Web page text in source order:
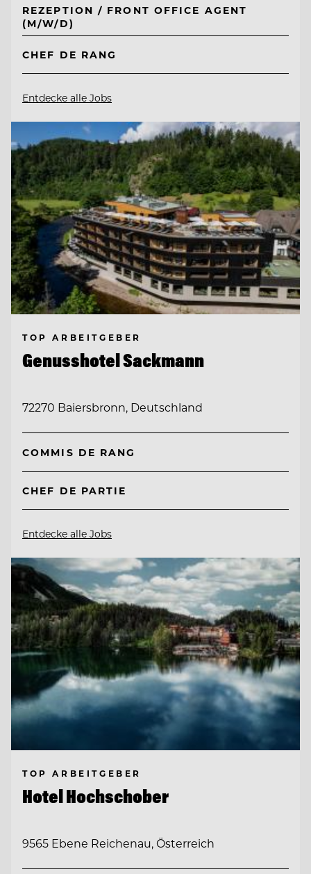
REZEPTION / FRONT OFFICE AGENT
(M/W/D)
CHEF DE RANG
Entdecke alle Jobs
TOP ARBEITGEBER
Genusshotel Sackmann
72270 Baiersbronn, Deutschland
COMMIS DE RANG
CHEF DE PARTIE
Entdecke alle Jobs
TOP ARBEITGEBER
Hotel Hochschober
9565 Ebene Reichenau, Österreich